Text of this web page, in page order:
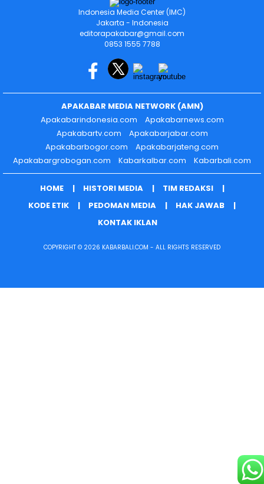
Indonesia Media Center (IMC)
Jakarta - Indonesia
editorapakabar@gmail.com
0853 1555 7788
APAKABAR MEDIA NETWORK (AMN)
Apakabarindonesia.com
Apakabarnews.com
Apakabartv.com
Apakabarjabar.com
Apakabarbogor.com
Apakabarjateng.com
Apakabargrobogan.com
Kabarkalbar.com Kabarbali.com
HOME HISTORI MEDIA
TIM REDAKSI
KODE ETIK
PEDOMAN MEDIA
HAK JAWAB
KONTAK IKLAN
COPYRIGHT © 2026 KABARBALI.COM - ALL RIGHTS RESERVED